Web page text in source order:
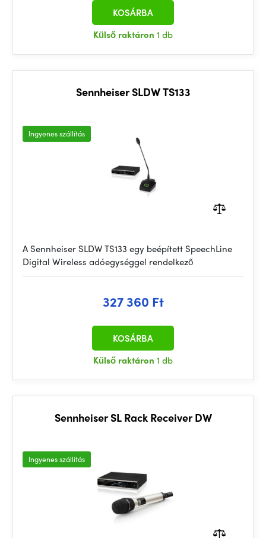
Külső raktáron 1 db
KOSÁRBA
Sennheiser SLDW TS133
Ingyenes szállítás
A Sennheiser SLDW TS133 egy beépített SpeechLine
Digital Wireless adóegységgel rendelkező
327 360 Ft
Külső raktáron 1 db
KOSÁRBA
Sennheiser SL Rack Receiver DW
Ingyenes szállítás